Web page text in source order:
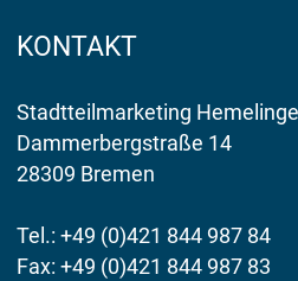
KONTAKT
Stadtteilmarketing
Dammerbergstraße 14
28309 Bremen
Tel.: +49 (0)421 844 987 84
Fax: +49 (0)421 844 987 83